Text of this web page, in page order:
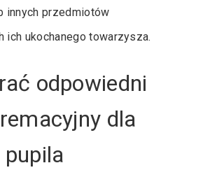
innych przedmiotów
ich ukochanego towarzysza.
odpowiedni
dla